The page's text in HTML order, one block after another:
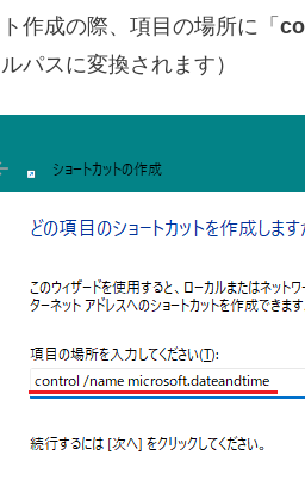
作成の際、項目の場所に「
パスに変換されます）